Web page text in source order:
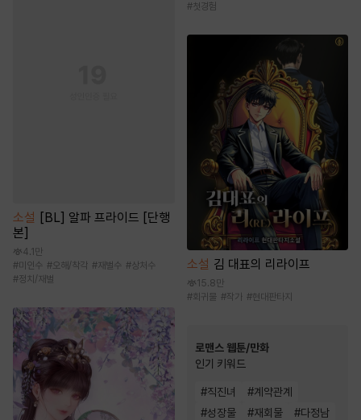
소설
[BL] 알파 프라이드 [단행
본]
4.1만
#미인수 #오해/착각 # 재벌수 #상처수
#정치/재벌
#첫경험
소설 김 대표의 리라이프
15.8만
#회귀물 #작가 #현대판타지
로맨스 웹툰/만화
인기 키워드
#직진녀 #계약관계
#성장물 #재회물 #다정남